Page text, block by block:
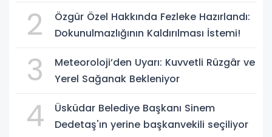
2
Özgür Özel Hakkında Fezleke Hazırlandı:
Dokunulmazlığının Kaldırılması İstemi!
3
Meteoroloji’den Uyarı: Kuvvetli Rüzgâr ve
Yerel Sağanak Bekleniyor
4
Üsküdar Belediye Başkanı Sinem
Dedetaş'ın yerine başkanvekili seçiliyor